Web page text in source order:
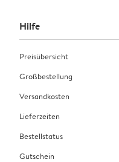
Hilfe
Preisübersicht
Großbestellung
Versandkosten
Lieferzeiten
Bestellstatus
Gutschein